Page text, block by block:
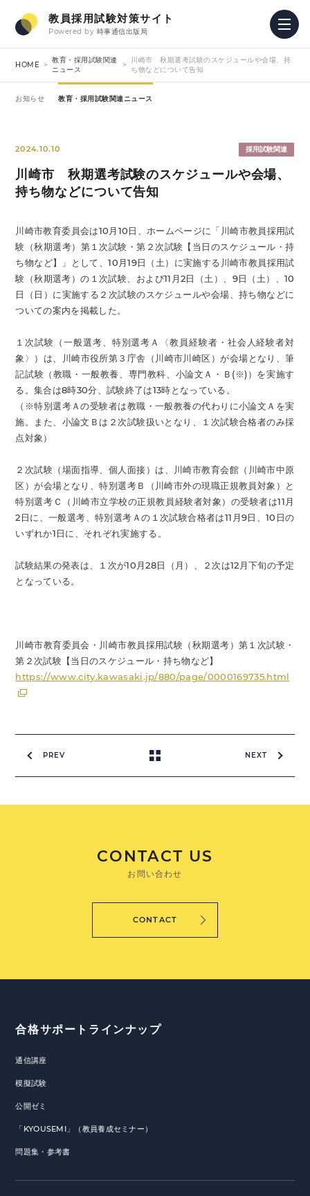
教員採用試験対策サイト
Powered by 時事通信出版局
HOME
教育・採用試験関連
ニュース
川崎市 秋期選考試験のスケジュールや会場、持
ち物などについて告知
お知らせ 教育・採用試験関連ニュース
2024.10.10 採用試験関連
川崎市 秋期選考試験のスケジュールや会場、
持ち物などについて告知
川崎市教育委員会は10月10日、ホームページに「川崎市教員採用試
験（秋期選考）第１次試験・第２次試験【当日のスケジュール・持
ち物など】」として、10月19日（土）に実施する川崎市教員採用試
験（秋期選考）の１次試験、および11月2日（土）、9日（土）、10
日（日）に実施する２次試験のスケジュールや会場、持ち物などに
ついての案内を掲載した。
１次試験（一般選考、特別選考Ａ〈教員経験者・社会人経験者対
象〉）は、川崎市役所第３庁舎（川崎市川崎区）が会場となり、筆
記試験（教職・一般教養、専門教科、小論文Ａ・Ｂ(※)）を実施す
る。集合は8時30分、試験終了は13時となっている。
（※特別選考Ａの受験者は教職・一般教養の代わりに小論文Ａを実
施。また、小論文Ｂは２次試験扱いとなり、１次試験合格者のみ採
点対象）
２次試験（場面指導、個人面接）は、川崎市教育会館（川崎市中原
区）が会場となり、特別選考Ｂ（川崎市外の現職正規教員対象）と
特別選考Ｃ（川崎市立学校の正規教員経験者対象）の受験者は11月
2日に、一般選考、特別選考Ａの１次試験合格者は11月9日、10日の
いずれか1日に、それぞれ実施する。
試験結果の発表は、１次が10月28日（月）、２次は12月下旬の予定
となっている。
川崎市教育委員会・川崎市教員採用試験（秋期選考）第１次試験・
第２次試験【当日のスケジュール・持ち物など】
https://www.city.kawasaki.jp/880/page/0000169735.html
PREV NEXT
CONTACT US
お問い合わせ
CONTACT
合格サポートラインナップ
通信講座
模擬試験
公開ゼミ
「KYOUSEMI」（教員養成セミナー）
問題集・参考書